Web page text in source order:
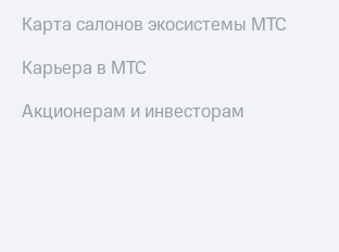
Карта салонов экосистемы МТС
Карьера в МТС
Акционерам и инвесторам